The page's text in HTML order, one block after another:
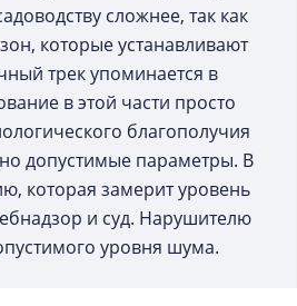
сложнее, так как
которые устанавливают
трек упоминается в
в этой части просто
благополучия
допустимые параметры. В
которая замерит уровень
и суд. Нарушителю
уровня шума.